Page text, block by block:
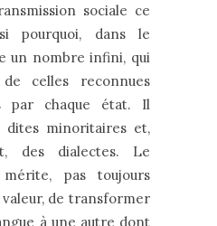
sociale ce
pourquoi, dans le
un nombre infini, qui
celles reconnues
par chaque état. Il
dites minoritaires et,
des dialectes. Le
pas toujours
de transformer
à une autre dont